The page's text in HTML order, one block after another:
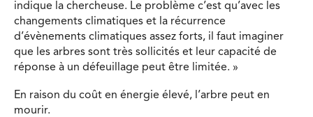
indique la chercheuse. Le problème c’est qu’avec les
changements climatiques et la récurrence
d’évènements climatiques assez forts, il faut imaginer
que les arbres sont très sollicités et leur capacité de
réponse à un défeuillage peut être limitée. »
En raison du coût en énergie élevé, l’arbre peut en
mourir.